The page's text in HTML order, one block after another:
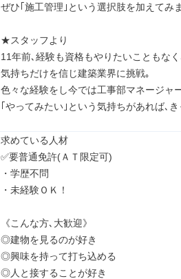
ぜひ｢施工管理｣という選択肢を加えてみ
★スタッフより
11年前､経験も資格もやりたいこともな
気持ちだけを信じ建築業界に挑戦｡
色々な経験をし今では工事部マネージャ
｢やってみたい｣という気持ちがあれば､
求めている人材
✅要普通免許(ＡＴ限定可)
・学歴不問
・未経験ＯＫ！
《こんな方､大歓迎》
◎建物を見るのが好き
◎興味を持って打ち込める
◎人と接することが好き